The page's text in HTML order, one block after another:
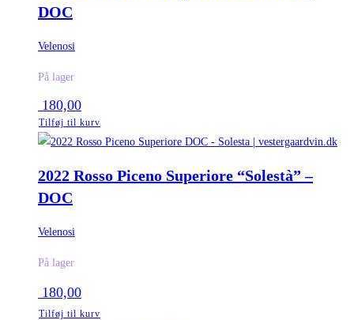
DOC
Velenosi
På lager
180,00
Tilføj til kurv
2022 Rosso Piceno Superiore “Solestà” –
DOC
Velenosi
På lager
180,00
Tilføj til kurv